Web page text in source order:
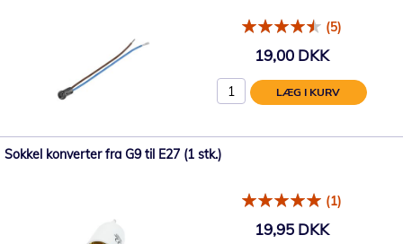
(5)
19,00 DKK
LÆG I KURV
Sokkel konverter fra G9 til E27 (1 stk.)
(1)
19,95 DKK